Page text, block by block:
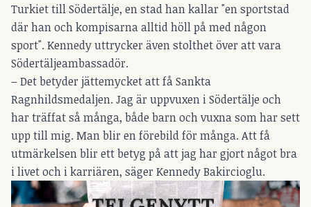
Turkiet till Södertälje, en stad han kallar "en sportstad
där han och kompisarna alltid höll på med någon
sport". Kennedy uttrycker även stolthet över att vara
Södertäljeambassadör.
– Det betyder jättemycket att få Sankta
Ragnhildsmedaljen. Jag är uppvuxen i Södertälje och
har träffat så många, både barn och vuxna som har sett
upp till mig. Man blir en förebild för många. Att få
utmärkelsen blir ett betyg på att jag har gjort något bra
i livet och i karriären, säger Kennedy Bakircioglu.